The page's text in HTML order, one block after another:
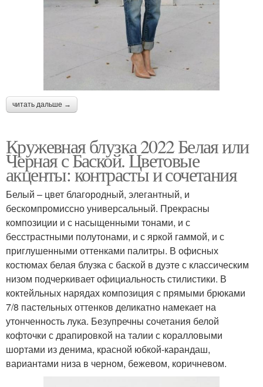
читать дальше →
Кружевная блузка 2022 Белая или
Черная с Баской. Цветовые
акценты: контрасты и сочетания
Белый – цвет благородный, элегантный, и
бескомпромиссно универсальный. Прекрасны
композиции и с насыщенными тонами, и с
бесстрастными полутонами, и с яркой гаммой, и с
приглушенными оттенками палитры. В офисных
костюмах белая блузка с баской в дуэте с классическим
низом подчеркивает официальность стилистики. В
коктейльных нарядах композиция с прямыми брюками
7/8 пастельных оттенков деликатно намекает на
утонченность лука. Безупречны сочетания белой
кофточки с драпировкой на талии с коралловыми
шортами из денима, красной юбкой-карандаш,
вариантами низа в черном, бежевом, коричневом.